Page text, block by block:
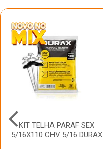
KIT TELHA PARAF SEX
5/16X110 CHV 5/16 DURAX